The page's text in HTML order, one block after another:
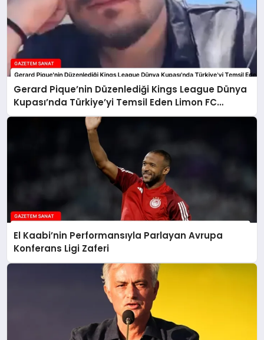
Gerard Pique’nin Düzenlediği Kings League Dünya
Kupası’nda Türkiye’yi Temsil Eden Limon FC
Skandalı
El Kaabi’nin Performansıyla Parlayan Avrupa
Konferans Ligi Zaferi